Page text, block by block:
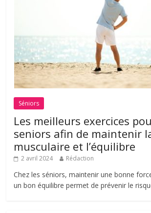
Séniors
Les meilleurs exercices
seniors afin de maintenir
musculaire et l’équilibre
2 avril 2024 Rédaction
Chez les séniors, maintenir une bonne
un bon équilibre permet de prévenir le